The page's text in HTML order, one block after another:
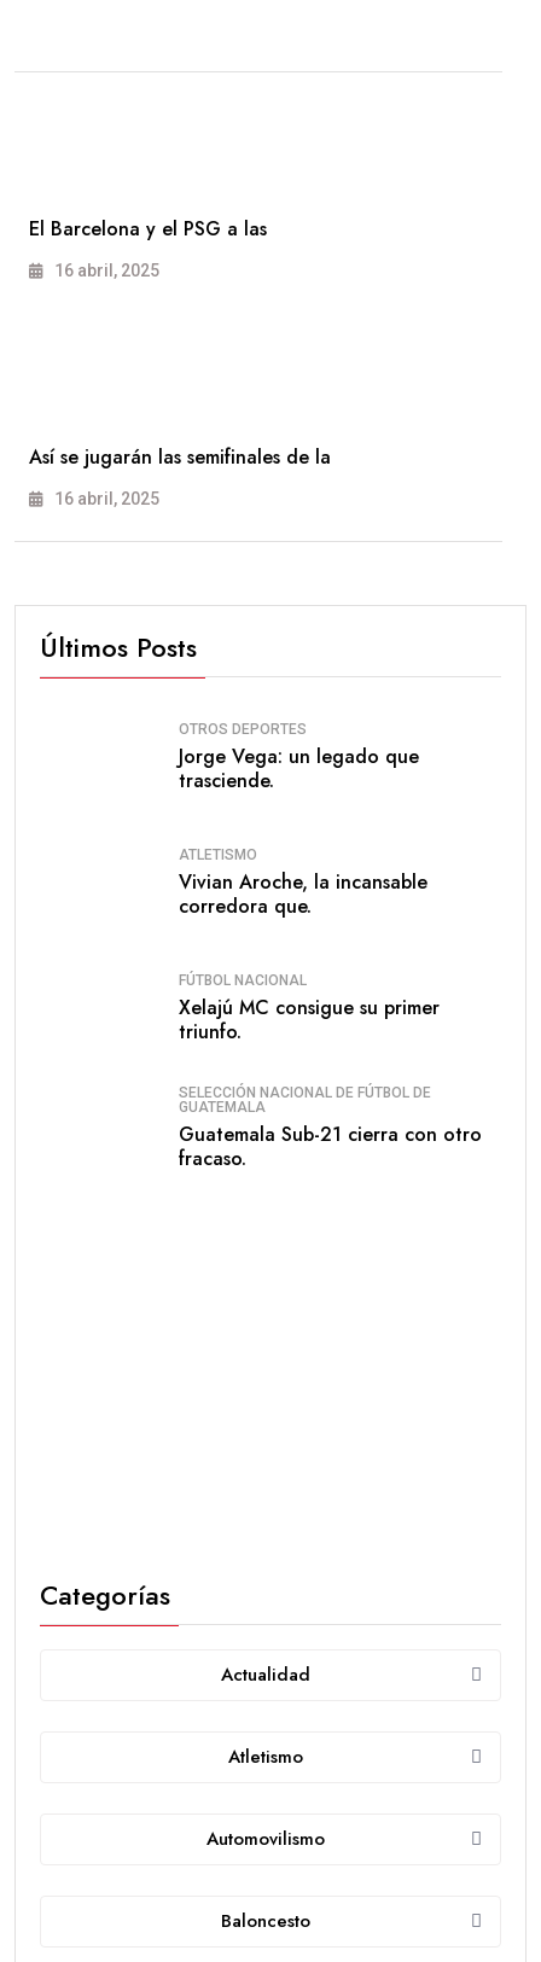
El Barcelona y el PSG a las
16 abril, 2025
Así se jugarán las semifinales de la
16 abril, 2025
Últimos Posts
OTROS DEPORTES
Jorge Vega: un legado que
trasciende.
ATLETISMO
Vivian Aroche, la incansable
corredora que.
FÚTBOL NACIONAL
Xelajú MC consigue su primer
triunfo.
SELECCIÓN NACIONAL DE FÚTBOL DE
GUATEMALA
Guatemala Sub-21 cierra con otro
fracaso.
Categorías
Actualidad
Atletismo
Automovilismo
Baloncesto